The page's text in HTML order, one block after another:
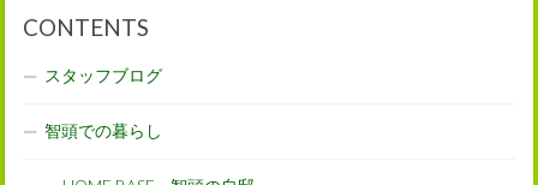
CONTENTS
スタッフブログ
智頭での暮らし